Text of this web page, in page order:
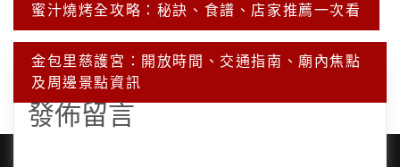
文
章
導
覽
蜜汁燒烤全攻略：秘訣、食譜、店家推薦一次看
金包里慈護宮：開放時間、交通指南、廟內焦點
及周邊景點資訊
發佈留言